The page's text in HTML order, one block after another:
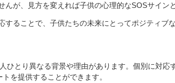
が、見方を変えれば子供の心理的なSOSサイン
することで、子供たちの未来にとってポジティブ
ひとり異なる背景や理由があります。個別に対応
を提供することができます。